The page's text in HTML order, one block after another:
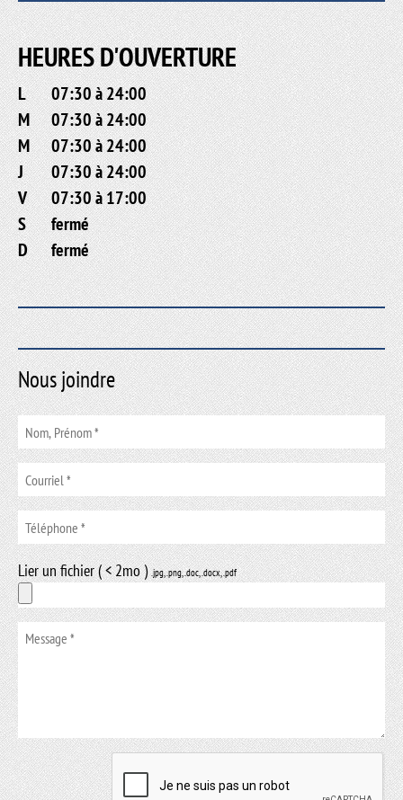
HEURES D'OUVERTURE
L
07:30 à 24:00
M
07:30 à 24:00
M
07:30 à 24:00
J
07:30 à 24:00
V
07:30 à 17:00
S
fermé
D
fermé
Nous joindre
Lier un fichier ( < 2mo ).jpg, .png, .doc, .docx, .pdf